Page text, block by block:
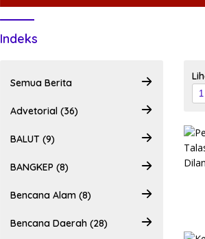
Indeks
Semua Berita
Advetorial (36)
BALUT (9)
BANGKEP (8)
Bencana Alam (8)
Bencana Daerah (28)